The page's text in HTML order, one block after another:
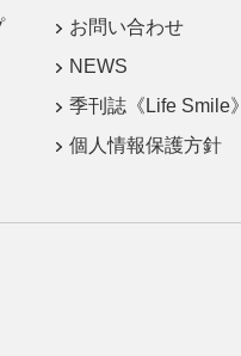
お問い合わせ
NEWS
季刊誌《Life Smile》
個人情報保護方針